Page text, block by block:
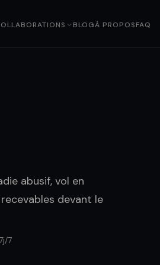
BLOGÀ PROPOSFAQ
abusif, vol en
devant le
7